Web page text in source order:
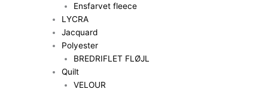
Ensfarvet fleece
LYCRA
Jacquard
Polyester
BREDRIFLET FLØJL
Quilt
VELOUR